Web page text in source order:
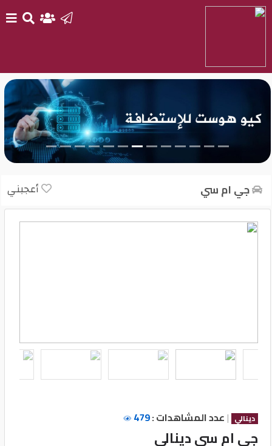
أحدث
السيارات
سيارات
جديدة
English
مستثمري
جي ام سي أعجبني
دينالي | عدد المشاهدات :479
جي ام سي دينالي